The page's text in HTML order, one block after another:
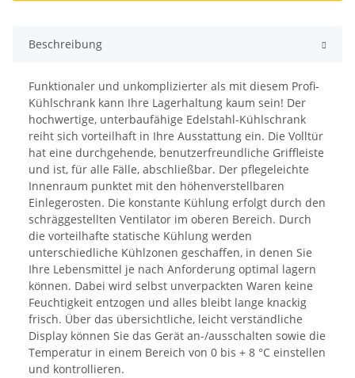
Beschreibung
Funktionaler und unkomplizierter als mit diesem Profi-
Kühlschrank kann Ihre Lagerhaltung kaum sein! Der
hochwertige, unterbaufähige Edelstahl-Kühlschrank
reiht sich vorteilhaft in Ihre Ausstattung ein. Die Volltür
hat eine durchgehende, benutzerfreundliche Griffleiste
und ist, für alle Fälle, abschließbar. Der pflegeleichte
Innenraum punktet mit den höhenverstellbaren
Einlegerosten. Die konstante Kühlung erfolgt durch den
schräggestellten Ventilator im oberen Bereich. Durch
die vorteilhafte statische Kühlung werden
unterschiedliche Kühlzonen geschaffen, in denen Sie
Ihre Lebensmittel je nach Anforderung optimal lagern
können. Dabei wird selbst unverpackten Waren keine
Feuchtigkeit entzogen und alles bleibt lange knackig
frisch. Über das übersichtliche, leicht verständliche
Display können Sie das Gerät an-/ausschalten sowie die
Temperatur in einem Bereich von 0 bis + 8 °C einstellen
und kontrollieren.